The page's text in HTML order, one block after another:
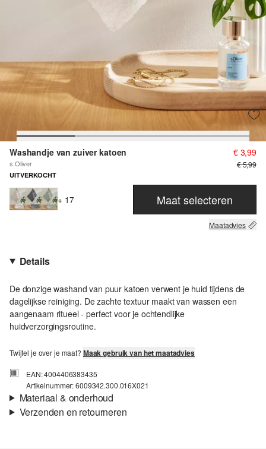
Washandje van zuiver katoen
s.Oliver
€ 3,99
€ 5,99
UITVERKOCHT
+ 17 Maat selecteren
Maatadvies
Details
De donzige washand van puur katoen verwent je huid tijdens de
dagelijkse reiniging. De zachte textuur maakt van wassen een
aangenaam ritueel - perfect voor je ochtendlijke
huidverzorgingsroutine.
Twijfel je over je maat? Maak gebruik van het maatadvies
EAN: 4004406383435
Artikelnummer: 6009342.300.016X021
Materiaal & onderhoud
Verzenden en retourneren